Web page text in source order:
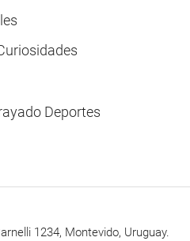
Deportes
1234, Montevido, Uruguay.